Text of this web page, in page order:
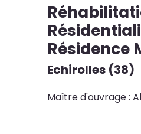
Résidence
Echirolles (38)
Maître d'ouvrage :